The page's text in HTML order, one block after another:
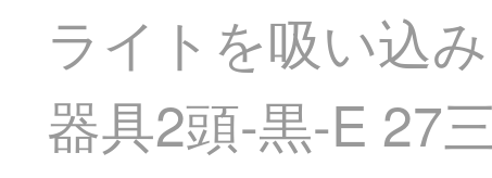
ライトを吸い込
器具2頭-黒-E 27